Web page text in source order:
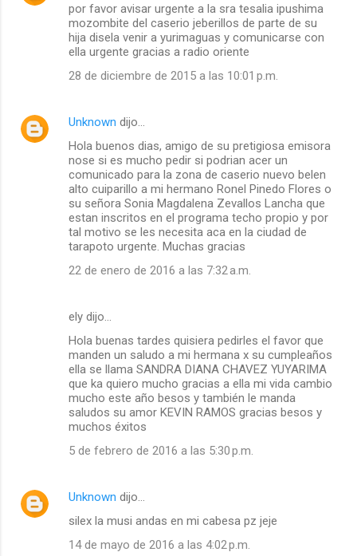
por favor avisar urgente a la sra tesalia ipushima
mozombite del caserio jeberillos de parte de su
hija disela venir a yurimaguas y comunicarse con
ella urgente gracias a radio oriente
28 de diciembre de 2015 a las 10:01 p.m.
Unknown dijo…
Hola buenos dias, amigo de su pretigiosa emisora
nose si es mucho pedir si podrian acer un
comunicado para la zona de caserio nuevo belen
alto cuiparillo a mi hermano Ronel Pinedo Flores o
su señora Sonia Magdalena Zevallos Lancha que
estan inscritos en el programa techo propio y por
tal motivo se les necesita aca en la ciudad de
tarapoto urgente. Muchas gracias
22 de enero de 2016 a las 7:32 a.m.
ely dijo…
Hola buenas tardes quisiera pedirles el favor que
manden un saludo a mi hermana x su cumpleaños
ella se llama SANDRA DIANA CHAVEZ YUYARIMA
que ka quiero mucho gracias a ella mi vida cambio
mucho este año besos y también le manda
saludos su amor KEVIN RAMOS gracias besos y
muchos éxitos
5 de febrero de 2016 a las 5:30 p.m.
Unknown dijo…
silex la musi andas en mi cabesa pz jeje
14 de mayo de 2016 a las 4:02 p.m.